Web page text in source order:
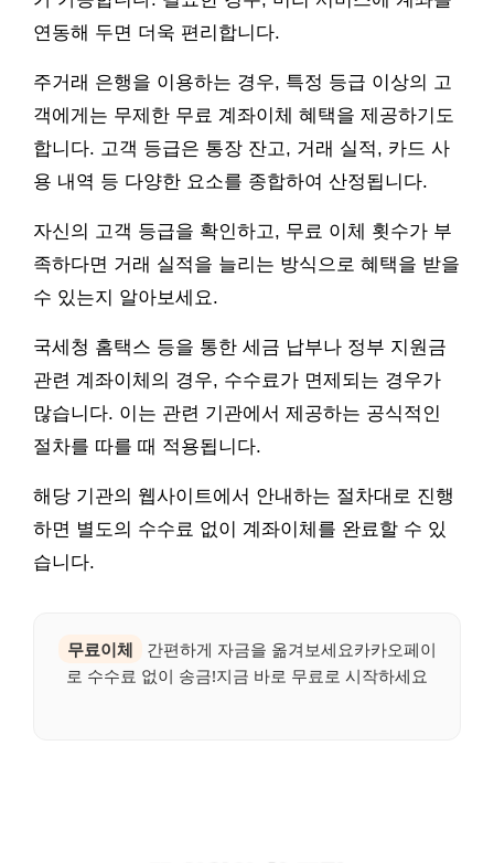
연동해 두면 더욱 편리합니다.
주거래 은행을 이용하는 경우, 특정 등급 이상의 고
객에게는 무제한 무료 계좌이체 혜택을 제공하기도
합니다. 고객 등급은 통장 잔고, 거래 실적, 카드 사
용 내역 등 다양한 요소를 종합하여 산정됩니다.
자신의 고객 등급을 확인하고, 무료 이체 횟수가 부
족하다면 거래 실적을 늘리는 방식으로 혜택을 받을
수 있는지 알아보세요.
국세청 홈택스 등을 통한 세금 납부나 정부 지원금
관련 계좌이체의 경우, 수수료가 면제되는 경우가
많습니다. 이는 관련 기관에서 제공하는 공식적인
절차를 따를 때 적용됩니다.
해당 기관의 웹사이트에서 안내하는 절차대로 진행
하면 별도의 수수료 없이 계좌이체를 완료할 수 있
습니다.
무료이체
간편하게 자금을 옮겨보세요카카오페이
로 수수료 없이 송금!지금 바로 무료로 시작하세요